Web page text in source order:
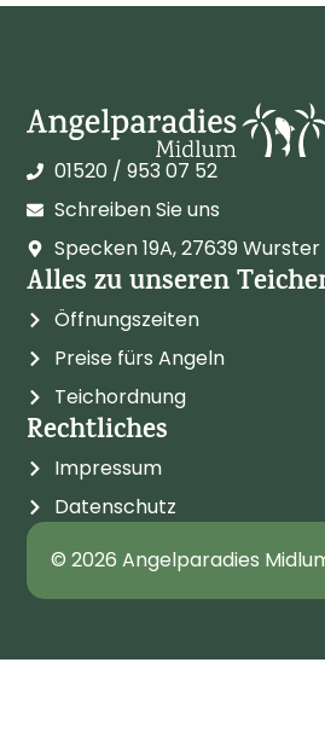
01520 / 953 07 52
Schreiben Sie uns
Specken 19A, 27639
Alles zu unseren
Öffnungszeiten
Preise fürs Angeln
Teichordnung
Rechtliches
Impressum
Datenschutz
© 2026 Angelparadies